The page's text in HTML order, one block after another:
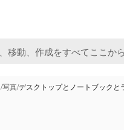
/写真/デスクトップとノートブックと